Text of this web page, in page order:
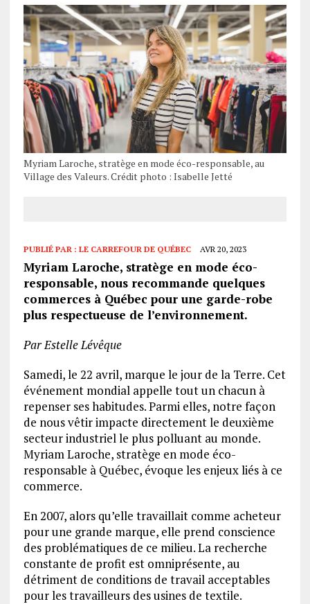
Myriam Laroche, stratège en mode éco-responsable, au
Village des Valeurs. Crédit photo : Isabelle Jetté
PUBLIÉ PAR : LE CARREFOUR DE QUÉBEC AVR 20, 2023
Myriam Laroche, stratège en mode éco-
responsable, nous recommande quelques
commerces à Québec pour une garde-robe
plus respectueuse de l’environnement.
Par Estelle Lévêque
Samedi, le 22 avril, marque le jour de la Terre. Cet
événement mondial appelle tout un chacun à
repenser ses habitudes. Parmi elles, notre façon
de nous vêtir impacte directement le deuxième
secteur industriel le plus polluant au monde.
Myriam Laroche, stratège en mode éco-
responsable à Québec, évoque les enjeux liés à ce
commerce.
En 2007, alors qu’elle travaillait comme acheteur
pour une grande marque, elle prend conscience
des problématiques de ce milieu. La recherche
constante de profit est omniprésente, au
détriment de conditions de travail acceptables
pour les travailleurs des usines de textile.